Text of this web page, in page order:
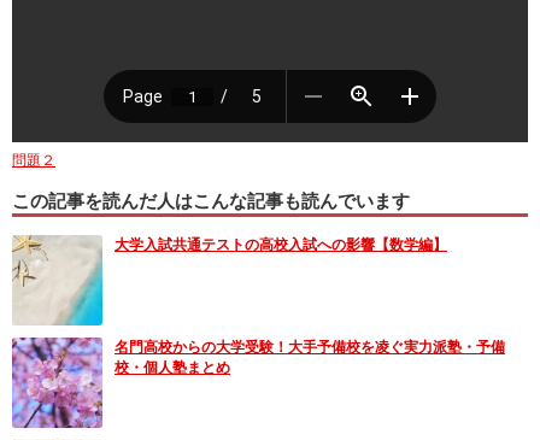
問題２
この記事を読んだ人はこんな記事も読んでいます
大学入試共通テストの高校入試への影響【数学編】
名門高校からの大学受験！大手予備校を凌ぐ実力派塾・予備
校・個人塾まとめ